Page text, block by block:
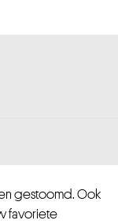
gestoomd. Ook
favoriete